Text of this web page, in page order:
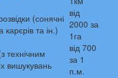
(сонячні
та ін.)
від
2000 за
1га
технічним
вишукувань
від 700
за 1
п.м.